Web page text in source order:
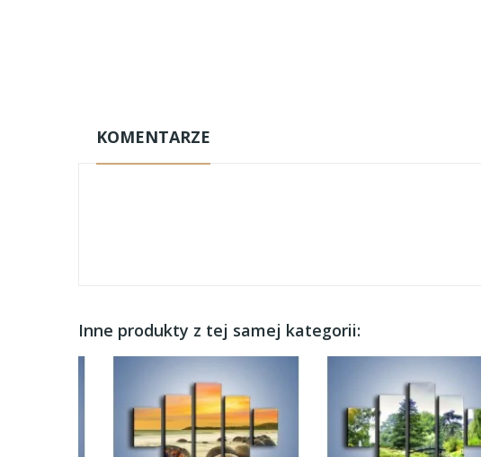
KOMENTARZE
Inne produkty z tej samej kategorii: